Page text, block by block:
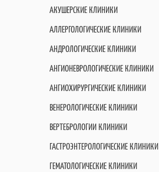
АКУШЕРСКИЕ КЛИНИКИ
АЛЛЕРГОЛОГИЧЕСКИЕ КЛИНИКИ
АНДРОЛОГИЧЕСКИЕ КЛИНИКИ
АНГИОНЕВРОЛОГИЧЕСКИЕ КЛИНИКИ
АНГИОХИРУРГИЧЕСКИЕ КЛИНИКИ
ВЕНЕРОЛОГИЧЕСКИЕ КЛИНИКИ
ВЕРТЕБРОЛОГИИ КЛИНИКИ
ГАСТРОЭНТЕРОЛОГИЧЕСКИЕ КЛИНИКИ
ГЕМАТОЛОГИЧЕСКИЕ КЛИНИКИ